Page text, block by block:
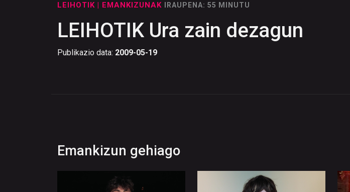
LEIHOTIK | EMANKIZUNAK IRAUPENA: 55 MINUTU
LEIHOTIK Ura zain dezagun
Publikazio data: 2009-05-19
Emankizun gehiago